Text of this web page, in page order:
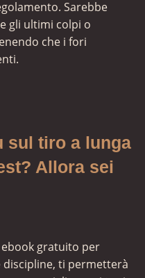
Sarebbe
gli ultimi colpi o
che i fori
sul tiro a lunga
Allora sei
gratuito per
ti permetterà